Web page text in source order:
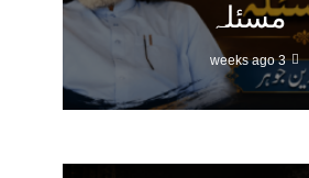
مسئلہ
3 weeks ago